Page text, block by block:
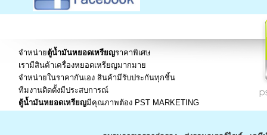
จำหน่ายตู้น้ำมันหยอดเหรียญราคาพิเศษ
เรามีสินค้าเครื่องหยอดเหรียญมากมาย
จำหน่ายในราคากันเอง สินค้ามีรับประกันทุกชิ้น
ทีมงานติดตั้งมีประสบการณ์
ตู้น้ำมันหยอดเหรียญมีคุณภาพต้อง PST MARKETING